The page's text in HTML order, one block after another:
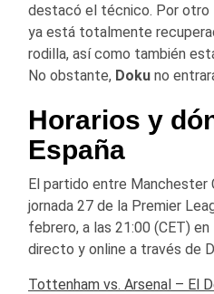
destacó el técnico. Por otro
ya está totalmente
rodilla, así como también
No obstante, Doku no
Horarios y
España
El partido entre Manchester
jornada 27 de la Premier
febrero, a las 21:00 (CET) en
directo y online a través de
Tottenham vs. Arsenal – El